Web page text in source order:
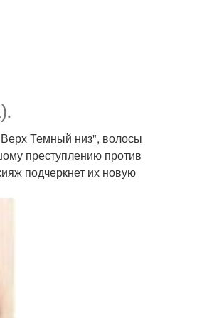
Темный низ", волосы
преступлению против
подчеркнет их новую